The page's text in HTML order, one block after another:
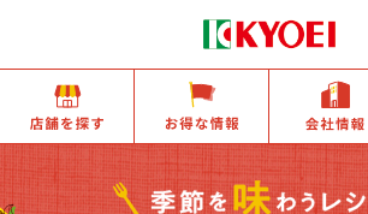
店舗を探す お得な情報